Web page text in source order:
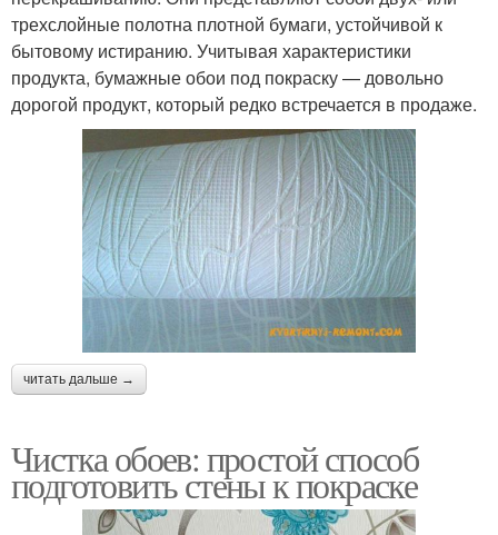
трехслойные полотна плотной бумаги, устойчивой к
бытовому истиранию. Учитывая характеристики
продукта, бумажные обои под покраску — довольно
дорогой продукт, который редко встречается в продаже.
читать дальше →
Чистка обоев: простой способ
подготовить стены к покраске